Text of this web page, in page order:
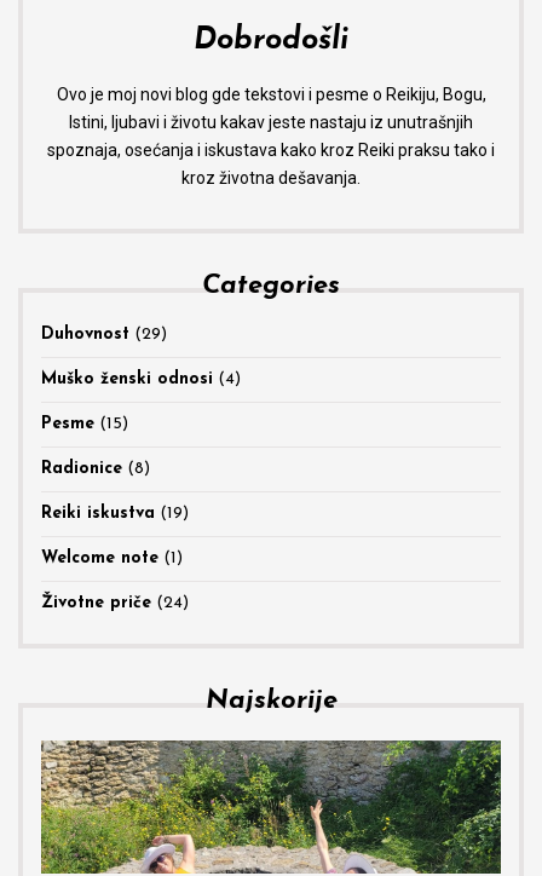
Dobrodošli
Ovo je moj novi blog gde tekstovi i pesme o Reikiju, Bogu,
Istini, ljubavi i životu kakav jeste nastaju iz unutrašnjih
spoznaja, osećanja i iskustava kako kroz Reiki praksu tako i
kroz životna dešavanja.
Categories
Duhovnost (29)
Muško ženski odnosi (4)
Pesme (15)
Radionice (8)
Reiki iskustva (19)
Welcome note (1)
Životne priče (24)
Najskorije